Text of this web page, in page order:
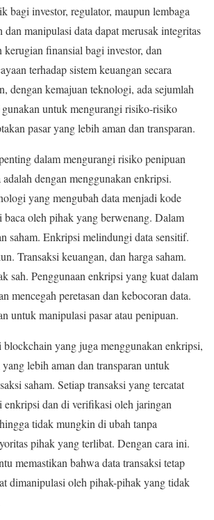
bagi investor, regulator, maupun lembaga
dan manipulasi data dapat merusak integritas
kerugian finansial bagi investor, dan
terhadap sistem keuangan secara
dengan kemajuan teknologi, ada sejumlah
untuk mengurangi risiko-risiko
pasar yang lebih aman dan transparan.
dalam mengurangi risiko penipuan
dengan menggunakan enkripsi.
yang mengubah data menjadi kode
baca oleh pihak yang berwenang. Dalam
saham. Enkripsi melindungi data sensitif.
Transaksi keuangan, dan harga saham.
sah. Penggunaan enkripsi yang kuat dalam
mencegah peretasan dan kebocoran data.
untuk manipulasi pasar atau penipuan.
yang juga menggunakan enkripsi,
lebih aman dan transparan untuk
saham. Setiap transaksi yang tercatat
enkripsi dan di verifikasi oleh jaringan
tidak mungkin di ubah tanpa
pihak yang terlibat. Dengan cara ini.
memastikan bahwa data transaksi tetap
dimanipulasi oleh pihak-pihak yang tidak